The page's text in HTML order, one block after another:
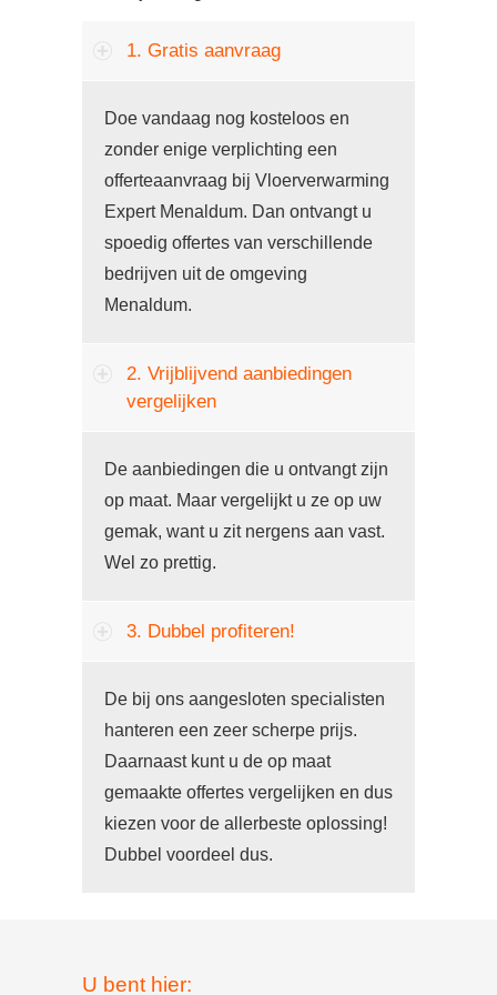
1. Gratis aanvraag
Doe vandaag nog kosteloos en
zonder enige verplichting een
offerteaanvraag bij Vloerverwarming
Expert Menaldum. Dan ontvangt u
spoedig offertes van verschillende
bedrijven uit de omgeving
Menaldum.
2. Vrijblijvend aanbiedingen
vergelijken
De aanbiedingen die u ontvangt zijn
op maat. Maar vergelijkt u ze op uw
gemak, want u zit nergens aan vast.
Wel zo prettig.
3. Dubbel profiteren!
De bij ons aangesloten specialisten
hanteren een zeer scherpe prijs.
Daarnaast kunt u de op maat
gemaakte offertes vergelijken en dus
kiezen voor de allerbeste oplossing!
Dubbel voordeel dus.
U bent hier: